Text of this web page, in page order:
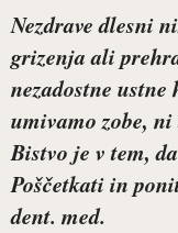
Nezdrave dlesni
grizenja ali
nezadostne
umivamo zobe,
Bistvo je v tem,
Poščetkati in
dent. med.